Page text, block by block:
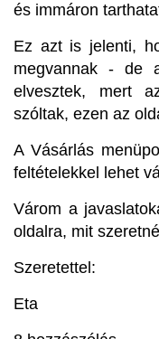
és immáron
Ez azt is jelenti,
megvannak - de
elvesztek, mert
szóltak, ezen az
A Vásárlás
feltételekkel lehet
Várom a
oldalra, mit
Szeretettel:
Eta